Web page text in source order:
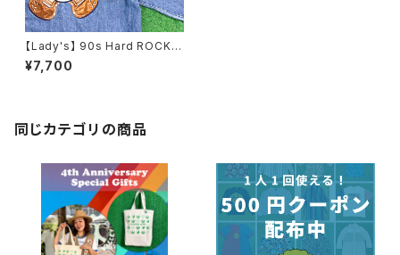
【Lady's】 90s Hard ROCK C
AFE デニムシャツ / 90年代 シ
ャツ デニム レディース ハードロ
¥7,700
同じカテゴリの商品